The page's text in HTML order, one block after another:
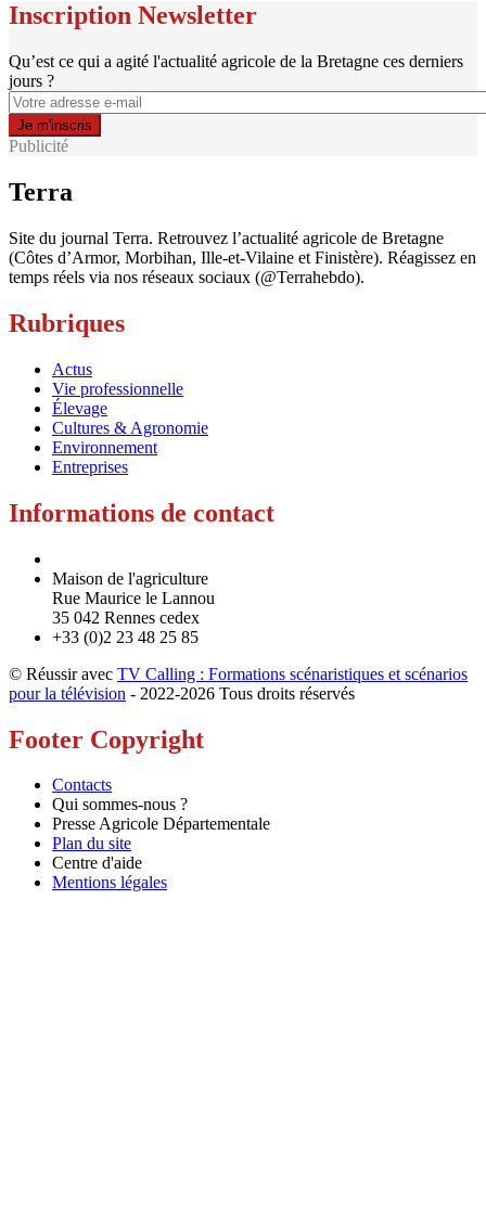
Inscription Newsletter
Qu’est ce qui a agité l'actualité agricole de la Bretagne ces derniers
jours ?
Publicité
Terra
Site du journal Terra. Retrouvez l’actualité agricole de Bretagne
(Côtes d’Armor, Morbihan, Ille-et-Vilaine et Finistère). Réagissez en
temps réels via nos réseaux sociaux (@Terrahebdo).
Rubriques
Actus
Vie professionnelle
Élevage
Cultures & Agronomie
Environnement
Entreprises
Informations de contact
Maison de l'agriculture
Rue Maurice le Lannou
35 042 Rennes cedex
+33 (0)2 23 48 25 85
© Réussir avec TV Calling : Formations scénaristiques et scénarios
pour la télévision - 2022-2026 Tous droits réservés
Footer Copyright
Contacts
Qui sommes-nous ?
Presse Agricole Départementale
Plan du site
Centre d'aide
Mentions légales